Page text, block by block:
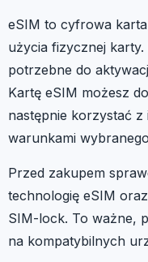
eSIM to cyfrowa
użycia fizycznej
potrzebne do
Kartę eSIM możesz
następnie korzystać
warunkami
Przed zakupem
technologię eSIM
SIM-lock. To ważne,
na kompatybilnych